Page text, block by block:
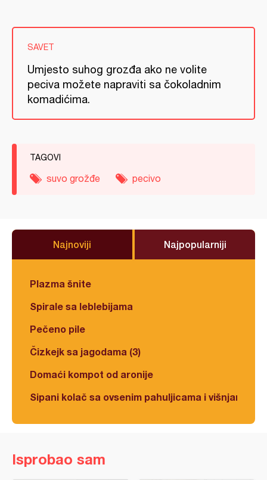
SAVET
Umjesto suhog grozđa ako ne volite
peciva možete napraviti sa čokoladnim
komadićima.
TAGOVI
suvo grožđe pecivo
Najnoviji Najpopularniji
Plazma šnite
Spirale sa leblebijama
Pečeno pile
Čizkejk sa jagodama (3)
Domaći kompot od aronije
Sipani kolač sa ovsenim pahuljicama i višnjama
Isprobao sam